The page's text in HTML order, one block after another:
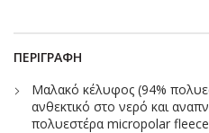
ΠΕΡΙΓΡΑΦΉ
Μαλακό κέλυφος (94%
ανθεκτικό στο νερό και
πολυεστέρα micropolar